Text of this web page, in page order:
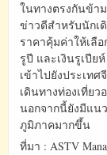
ในทางตรงกันข้า
ข่าวดีสำหรับนักเ
ราคาคุ้มค่าให้เลื
รูปี และเงินรูเปีย
เข้าไปยังประเท
เดินทางท่องเที่ย
นอกจากนี้ยังมีแน
ภูมิภาคมากขึ้น
ที่มา : ASTV